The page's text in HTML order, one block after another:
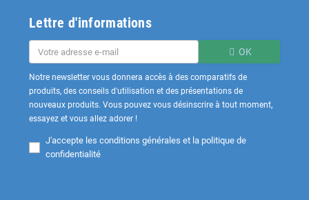
Lettre d'informations
OK
Notre newsletter vous donnera accès à des comparatifs de
produits, des conseils d'utilisation et des présentations de
nouveaux produits. Vous pouvez vous désinscrire à tout moment,
essayez et vous allez adorer !
J'accepte les conditions générales et la politique de
confidentialité